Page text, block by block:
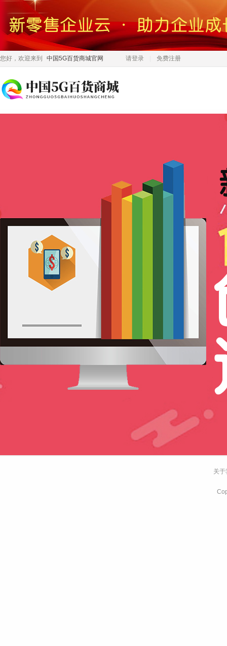
您好，欢迎来到 中国5G百货商城官网 请登录 免费注册
关于